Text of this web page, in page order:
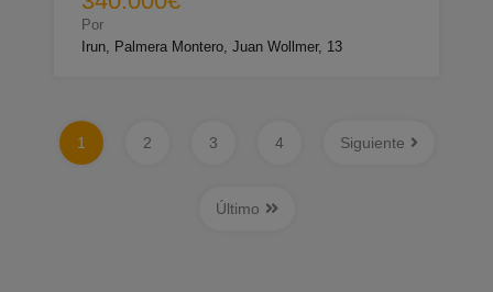
Por
Irun, Palmera Montero, Juan Wollmer, 13
1 2 3 4 Siguiente
Último